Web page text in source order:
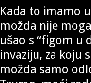
Kada to imamo
možda nije
ušao s “figom u
invaziju, za koju
možda samo